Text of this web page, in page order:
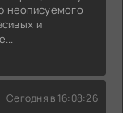
неописуемого
и
Сегодня в 16:08:26